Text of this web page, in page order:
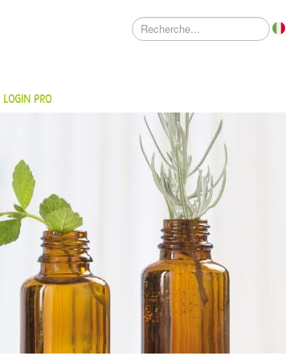
LOGIN PRO